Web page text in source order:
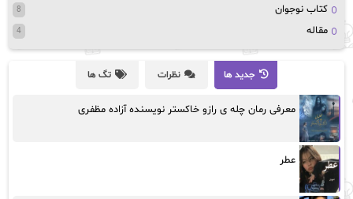
کتاب نوجوان 8
مقاله 4
جدید ها نظرات تگ ها
معرفی رمان چله ی رازو خاکستر نویسنده آزاده مظفری
عطر